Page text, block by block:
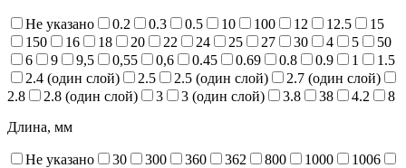
Не указано 0.2 0.3 0.5 10 100 12 12.5
15
150
16 18 20 22 24 25 27 30 4 5
50
6
9 9,5 0,55 0,6 0.45 0.69 0.8 0.9 1
1.5
2.4 (один слой)
2.5 2.5 (один слой)
2.7 (один слой)
2.8
2.8 (один слой) 3 3 (один слой) 3.8 38 4.2
8
Длина, мм
Не указано 30 300 360 362 800 1000
1006